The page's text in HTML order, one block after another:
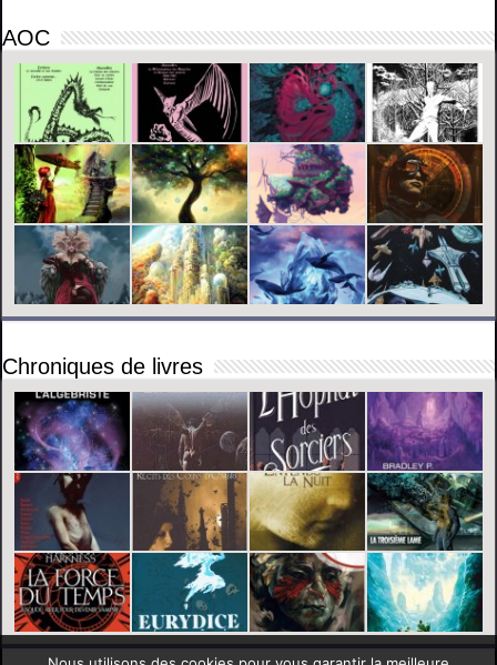
AOC
Chroniques de livres